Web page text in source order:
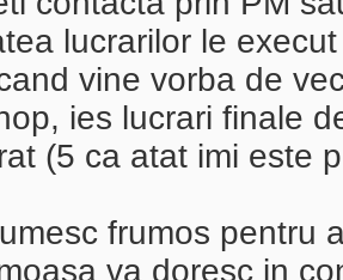
lucrarilor le
vine vorba de
ies lucrari finale
(5 ca atat imi este
frumos pentru
va doresc in